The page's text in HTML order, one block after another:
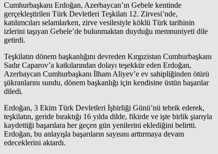
Cumhurbaşkanı Erdoğan, Azerbaycan’ın Gebele kentinde
gerçekleştirilen Türk Devletleri Teşkilatı 12. Zirvesi’nde,
katılımcıları selamlarken, zirve vesilesiyle köklü Türk tarihinin
izlerini taşıyan Gebele’de bulunmaktan duyduğu memnuniyeti dile
getirdi.
Teşkilatın dönem başkanlığını devreden Kırgızistan Cumhurbaşkanı
Sadır Caparov’a katkılarından dolayı teşekkür eden Erdoğan,
Azerbaycan Cumhurbaşkanı İlham Aliyev’e ev sahipliğinden ötürü
şükranlarını sundu, dönem başkanlığı için kendisine üstün başarılar
diledi.
Erdoğan, 3 Ekim Türk Devletleri İşbirliği Günü’nü tebrik ederek,
teşkilatın, geride bıraktığı 16 yılda dilde, fikirde ve işte birlik şiarıyla
kaydettiği başarılara her geçen gün yenilerini eklediğini belirtti.
Erdoğan, bu anlayışla başarıların sayısını arttırmaya devam
edeceklerini aktardı.